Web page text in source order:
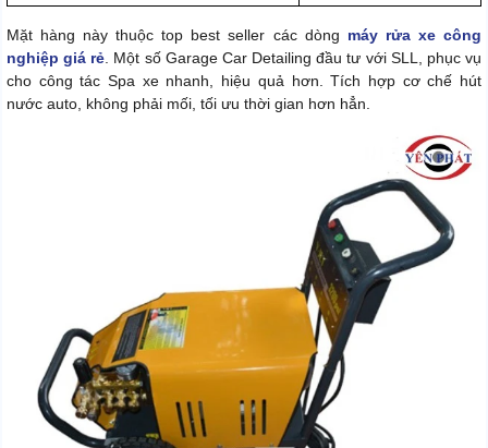
Mặt hàng này thuộc top best seller các dòng máy rửa xe công
nghiệp giá rẻ. Một số Garage Car Detailing đầu tư với SLL, phục vụ
cho công tác Spa xe nhanh, hiệu quả hơn. Tích hợp cơ chế hút
nước auto, không phải mối, tối ưu thời gian hơn hẳn.